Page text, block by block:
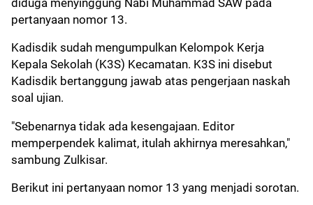
diduga menyinggung Nabi Muhammad SAW pada
pertanyaan nomor 13.
Kadisdik sudah mengumpulkan Kelompok Kerja
Kepala Sekolah (K3S) Kecamatan. K3S ini disebut
Kadisdik bertanggung jawab atas pengerjaan naskah
soal ujian.
"Sebenarnya tidak ada kesengajaan. Editor
memperpendek kalimat, itulah akhirnya meresahkan,"
sambung Zulkisar.
Berikut ini pertanyaan nomor 13 yang menjadi sorotan.